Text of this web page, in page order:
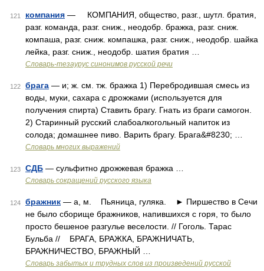
121 компания — КОМПАНИЯ, общество, разг., шутл. братия,
разг. команда, разг. сниж., неодобр. бражка, разг. сниж.
компаша, разг. сниж. компашка, разг. сниж., неодобр. шайка
лейка, разг. сниж., неодобр. шатия братия …
Словарь-тезаурус синонимов русской речи
122 брага — и; ж. см. тж. бражка 1) Перебродившая смесь из
воды, муки, сахара с дрожжами (используется для
получения спирта) Ставить брагу. Гнать из браги самогон.
2) Старинный русский слабоалкогольный напиток из
солода; домашнее пиво. Варить брагу. Брага&#8230; …
Словарь многих выражений
123 СДБ — сульфитно дрожжевая бражка …
Словарь сокращений русского языка
124 бражник — а, м. Пьяница, гуляка. ► Пиршество в Сечи
не было сборище бражников, напившихся с горя, то было
просто бешеное разгулье веселости. // Гоголь. Тарас
Бульба // БРАГА, БРАЖКА, БРАЖНИЧАТЬ,
БРАЖНИЧЕСТВО, БРАЖНЫЙ …
Словарь забытых и трудных слов из произведений русской